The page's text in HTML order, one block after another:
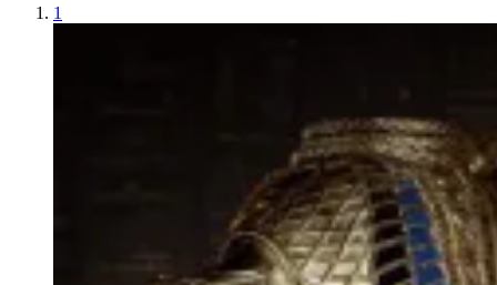
1